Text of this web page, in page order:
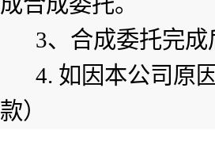
3、合成委托完
4. 如因本公司原
款）